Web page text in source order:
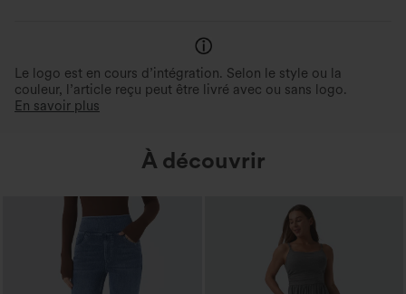
Le logo est en cours d’intégration. Selon le style ou la
couleur, l’article reçu peut être livré avec ou sans logo.
En savoir plus
À découvrir